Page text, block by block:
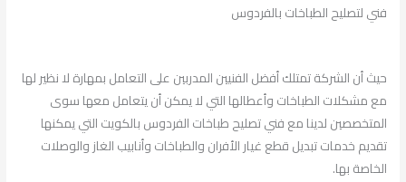
فني لتصليح الطباخات بالفردوس
حيث أن الشركة تمتلك أفضل الفنيين المدربين على التعامل بمهارة لا نظير لها
مع مشكلات الطباخات وأعطالها التي لا يمكن أن يتعامل معها سوى
المتخصصين لدينا مع فني تصليح طباخات الفردوس بالكويت التي يمكنها
تقديم خدمات تبديل قطع غيار الأفران والطباخات وأنابيب الغاز والوصلات
الخاصة بها.